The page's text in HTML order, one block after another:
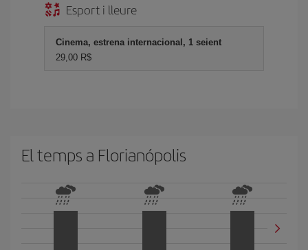
Esport i lleure
Cinema, estrena internacional, 1 seient
29,00 R$
El temps a Florianópolis